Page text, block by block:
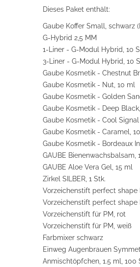
Dieses Paket enthält:
Gaube Koffer Small, schwarz
G-Hybrid 2,5 MM
1-Liner - G-Modul Hybrid, 10
3-Liner - G-Modul Hybrid, 10
Gaube Kosmetik - Chestnut
Gaube Kosmetik - Nut, 10 ml
Gaube Kosmetik - Golden
Gaube Kosmetik - Deep
Gaube Kosmetik - Cool Signal
Gaube Kosmetik - Caramel,
Gaube Kosmetik - Bordeaux
GAUBE Bienenwachsbalsam,
GAUBE Aloe Vera Gel, 15 ml
Zirkel SILBER, 1 Stk.
Vorzeichenstift perfect shape
Vorzeichenstift perfect shape
Vorzeichenstift für PM, rot
Vorzeichenstift für PM, weiß
Farbmixer schwarz
Einweg Augenbrauen
Anmischtöpfchen, 1.5 ml, 100